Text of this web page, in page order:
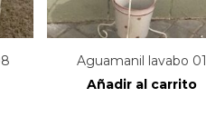
Aguamanil lavabo 01
Añadir al carrito